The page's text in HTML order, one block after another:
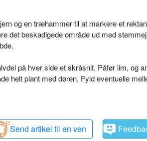
og en træhammer til at markere et
det beskadigede område ud med
på hver side et skråsnit. Påfør lim, og
helt plant med døren. Fyld eventuelle
Send artikel til en ven